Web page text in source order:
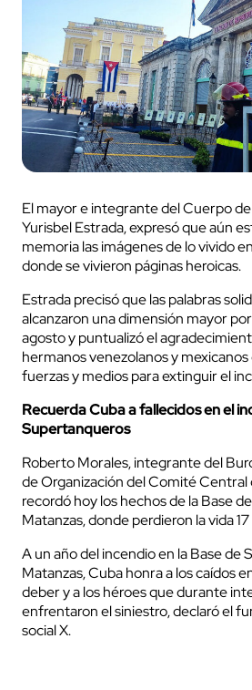
El mayor e integrante del Cuerpo
Yurisbel Estrada, expresó que aún
memoria las imágenes de lo vivido
donde se vivieron páginas heroicas.
Estrada precisó que las palabras
alcanzaron una dimensión mayor
agosto y puntualizó el
hermanos venezolanos y
fuerzas y medios para extinguir el
Recuerda Cuba a fallecidos en el
Supertanqueros
Roberto Morales, integrante del
de Organización del Comité Central
recordó hoylos hechos de la Base
Matanzas, donde perdieron la vida
A un año del incendio en la Base de
Matanzas, Cuba honra a los caídos
deber y a los héroes que durante
enfrentaron el siniestro, declaró el
social X.